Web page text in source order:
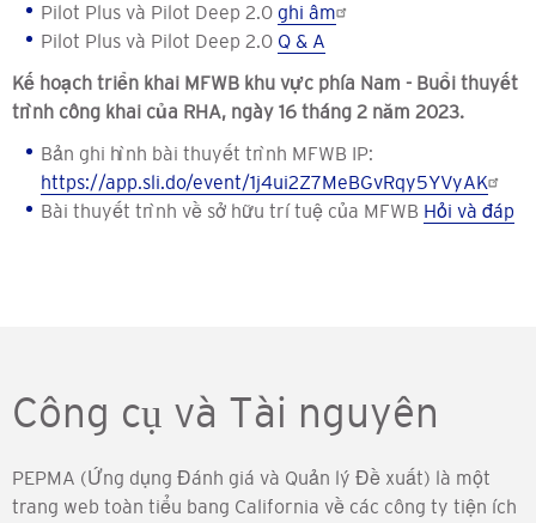
Pilot Plus và Pilot Deep 2.0 ghi âm
Pilot Plus và Pilot Deep 2.0 Q & A
Kế hoạch triển khai MFWB khu vực phía Nam - Buổi thuyết
trình công khai của RHA, ngày 16 tháng 2 năm 2023.
Bản ghi hình bài thuyết trình MFWB IP:
https://app.sli.do/event/1j4ui2Z7MeBGvRqy5YVyAK
Bài thuyết trình về sở hữu trí tuệ của MFWB Hỏi và đáp
Công cụ và Tài nguyên
PEPMA (Ứng dụng Đánh giá và Quản lý Đề xuất) là một
trang web toàn tiểu bang California về các công ty tiện ích